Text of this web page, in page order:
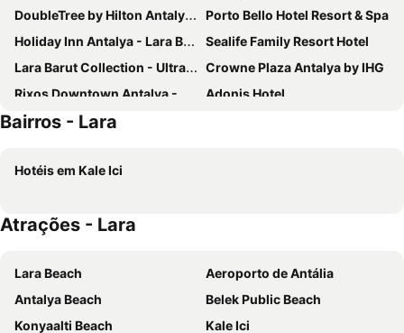
DoubleTree by Hilton Antalya City Centre
Porto Bello Hotel Resort & Spa
Holiday Inn Antalya - Lara By Ihg
Sealife Family Resort Hotel
Lara Barut Collection - Ultra All Inclusive
Crowne Plaza Antalya by IHG
Rixos Downtown Antalya - The Land Of Legends Access
Adonis Hotel
Corendon Grand Park Lara
The Marmara Antalya
Adalya Elite Lara
Sunis Hotel Su
Trendy Lara
Qinn Hotel
Privado Hotels
Wind of Lara
Delta Hotels Antalya Lara
Bairros - Lara
Hotéis em Kale Ici
Atrações - Lara
Lara Beach
Aeroporto de Antália
Antalya Beach
Belek Public Beach
Konyaalti Beach
Kale Ici